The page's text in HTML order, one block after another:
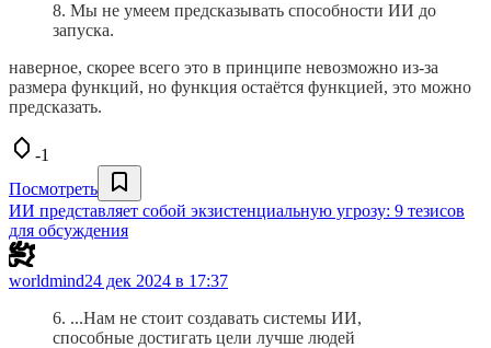
8. Мы не умеем предсказывать способности ИИ до
запуска.
наверное, скорее всего это в принципе невозможно из-за
размера функций, но функция остаётся функцией, это можно
предсказать.
-1
Посмотреть
ИИ представляет собой экзистенциальную угрозу: 9 тезисов
для обсуждения
worldmind24 дек 2024 в 17:37
6. ...Нам не стоит создавать системы ИИ,
способные достигать цели лучше людей